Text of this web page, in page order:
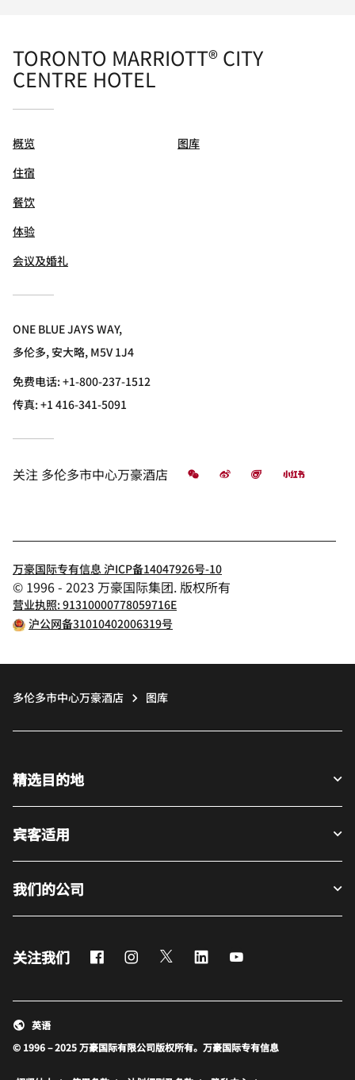
TORONTO MARRIOTT® CITY
CENTRE HOTEL
概览
住宿
餐饮
体验
会议及婚礼
图库
ONE BLUE JAYS WAY,
多伦多, 安大略, M5V 1J4
免费电话:+1-800-237-1512
传真:+1 416-341-5091
关注 多伦多市中心万豪酒店 微信 微博 飞猪 小红书
万豪国际专有信息 沪ICP备14047926号-10
© 1996 - 2023 万豪国际集团. 版权所有
营业执照: 91310000778059716E
沪公网备31010402006319号
多伦多市中心万豪酒店 图库
精选目的地
宾客适用
我们的公司
关注我们 FacebookInstagram
Twitter LinkedIn
© 1996 – 2025 万豪国际有限公司版权所有。万豪国际专有信息
英语